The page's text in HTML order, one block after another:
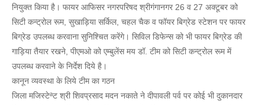
नियुक्त किया है। फायर आफिसर नगरपरिषद श्रीगंगानगर 26 व 27 अक्टूबर को
सिटी कन्ट्रोल रूम, सुखाड़िया सर्किल, चहल चैक व फाॅयर बिग्रेड स्टेशन पर फायर
बिग्रेड उपलब्ध करवाना सुनिश्चित करेंगे। सिविल डिफेन्स को भी फायर बिग्रेड की
गाड़िया तैयार रखने, पीएमओ को एम्बुलेंस मय डाॅ. टीम को सिटी कन्ट्रोल रूम में
उपलब्ध करवाने के निर्देश दिये है।
कानून व्यवस्था के लिये टीम का गठन
जिला मजिस्टेªट श्री शिवप्रसाद मदन नकाते ने दीपावली पर्व पर कोई भी दुकानदार